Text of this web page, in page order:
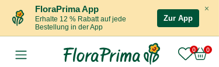
×
FloraPrima App
Erhalte 12 % Rabatt auf jede
Bestellung in der App
Zur App